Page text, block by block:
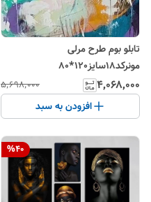
تابلو بوم طرح مرلی
مونرکد18سایز120*80
۴٬۰۶۸٬۰۰۰ ۵٬۶۹۸٬۰۰۰
افزودن به سبد
%40